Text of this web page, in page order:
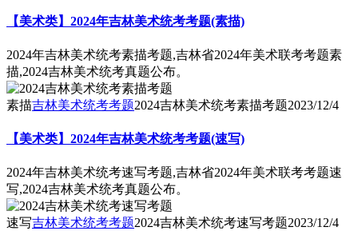
【美术类】2024年吉林美术统考考题(素描)
2024年吉林美术统考素描考题,吉林省2024年美术联考考题素
描,2024吉林美术统考真题公布。
素描吉林美术统考考题2024吉林美术统考素描考题2023/12/4
【美术类】2024年吉林美术统考考题(速写)
2024年吉林美术统考速写考题,吉林省2024年美术联考考题速
写,2024吉林美术统考真题公布。
速写吉林美术统考考题2024吉林美术统考速写考题2023/12/4